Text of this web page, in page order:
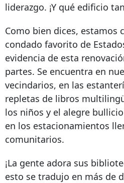
liderazgo. ¡Y qué edificio
Como bien dices, estamos
condado favorito de
evidencia de esta
partes. Se encuentra en
vecindarios, en las
repletas de libros
los niños y el alegre
en los estacionamientos
comunitarios.
¡La gente adora sus
esto se tradujo en más de